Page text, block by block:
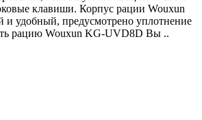
клавиши. Корпус рации Wouxun
удобный, предусмотрено уплотнение
рацию Wouxun KG-UVD8D Вы ..